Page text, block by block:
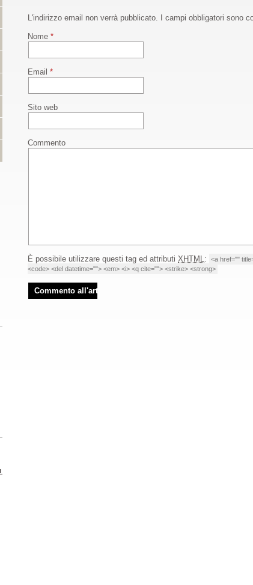
L'indirizzo email non verrà pubblicato. I campi obbligatori sono
Nome *
Email *
Sito web
Commento
È possibile utilizzare questi tag ed attributi XHTML:
<a href=""
<code> <del datetime=""> <em> <i> <q cite=""> <strike> <strong>